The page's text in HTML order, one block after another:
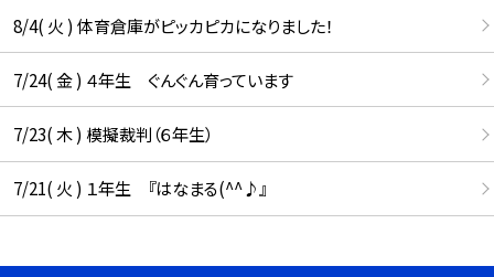
8/4( 火 ) 体育倉庫がピッカピカになりました！
7/24( 金 ) ４年生 ぐんぐん育っています
7/23( 木 ) 模擬裁判（６年生）
7/21( 火 ) １年生 『はなまる(^^♪』